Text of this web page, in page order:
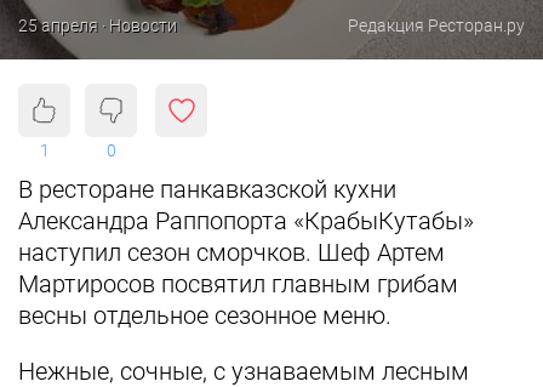
25 апреля · Новости Редакция Ресторан.ру
1 0
В ресторане панкавказской кухни
Александра Раппопорта «КрабыКутабы»
наступил сезон сморчков. Шеф Артем
Мартиросов посвятил главным грибам
весны отдельное сезонное меню.
Нежные, сочные, с узнаваемым лесным